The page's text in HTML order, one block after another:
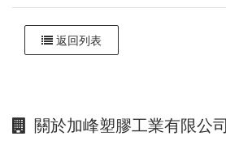
返回列表
關於加峰塑膠工業有限公司